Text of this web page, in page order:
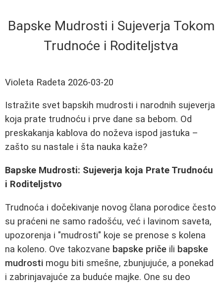
Bapske Mudrosti i Sujeverja Tokom
Trudnoće i Roditeljstva
Violeta Radeta 2026-03-20
Istražite svet bapskih mudrosti i narodnih sujeverja
koja prate trudnoću i prve dane sa bebom. Od
preskakanja kablova do noževa ispod jastuka –
zašto su nastale i šta nauka kaže?
Bapske Mudrosti: Sujeverja koja Prate Trudnoću
i Roditeljstvo
Trudnoća i dočekivanje novog člana porodice često
su praćeni ne samo radošću, već i lavinom saveta,
upozorenja i "mudrosti" koje se prenose s kolena
na koleno. Ove takozvane bapske priče ili bapske
mudrosti mogu biti smešne, zbunjujuće, a ponekad
i zabrinjavajuće za buduće majke. One su deo